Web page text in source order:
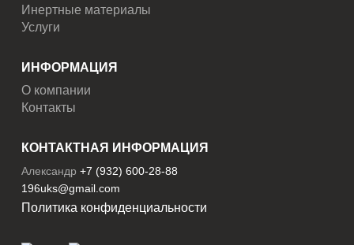
Инертные материалы
Услуги
ИНФОРМАЦИЯ
О компании
Контакты
КОНТАКТНАЯ ИНФОРМАЦИЯ
Александр+7 (932) 600-28-88
196uks@gmail.com
Политика конфиденциальности